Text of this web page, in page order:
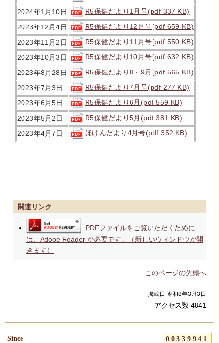
Since 00339941
2024年1月10日
R5保健だより1月号(pdf 337 KB)
2023年12月4日
R5保健だより12月号(pdf 659 KB)
2023年11月2日
R5保健だより11月号(pdf 550 KB)
2023年10月3日
R5保健だより10月号(pdf 632 KB)
2023年8月28日
R5保健だより8・9月(pdf 565 KB)
2023年7月3日
R5保健だより7月号(pdf 277 KB)
2023年6月5日
R5保健だより6月(pdf 559 KB)
2023年5月2日
R5保健だより5月(pdf 381 KB)
2023年4月7日
ほけんだより4月号(pdf 352 KB)
関連リンク
PDFファイルをご覧いただくために
は、Adobe Reader が必要です。（新しいウィンドウが開
きます）
このページの先頭へ
掲載日 令和8年3月3日
アクセス数 4841